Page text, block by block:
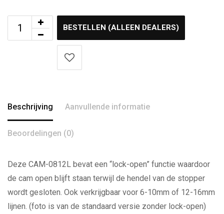
BESTELLEN (ALLEEN DEALERS)
Beschrijving Aanvullende informatie
Beoordelingen (0)
Deze CAM-0812L bevat een “lock-open” functie waardoor
de cam open blijft staan terwijl de hendel van de stopper
wordt gesloten. Ook verkrijgbaar voor 6-10mm of 12-16mm
lijnen. (foto is van de standaard versie zonder lock-open)